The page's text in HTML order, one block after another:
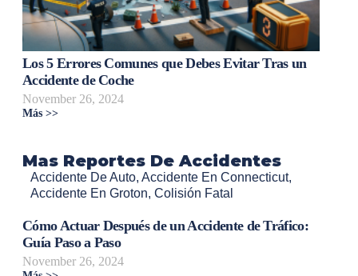
Los 5 Errores Comunes que Debes Evitar Tras un
Accidente de Coche
November 26, 2024
Más >>
Mas Reportes De Accidentes
Accidente De Auto, Accidente En Connecticut,
Accidente En Groton, Colisión Fatal
Cómo Actuar Después de un Accidente de Tráfico:
Guía Paso a Paso
November 26, 2024